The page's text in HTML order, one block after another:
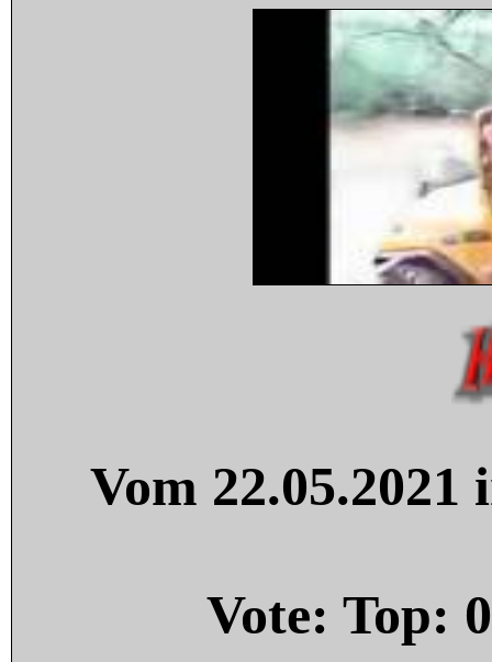
Vom
Vote: Top: 0